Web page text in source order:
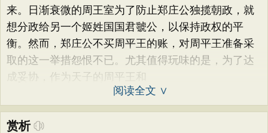
来。日渐衰微的周王室为了防止郑庄公独揽朝政，就
想分政给另一个姬姓国国君虢公，以保持政权的平
衡。然而，郑庄公不买周平王的账，对周平王准备采
取的这一举措怨恨不已。尤其值得玩味的是，为了达
成妥协，作为天子的周平王和
阅读全文 ∨
赏析